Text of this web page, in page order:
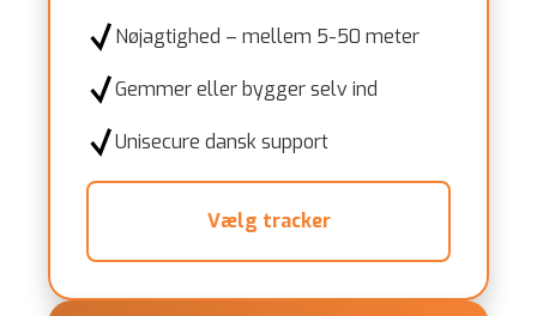
Nøjagtighed – mellem 5-50 meter
Gemmer eller bygger selv ind
Unisecure dansk support
Vælg tracker